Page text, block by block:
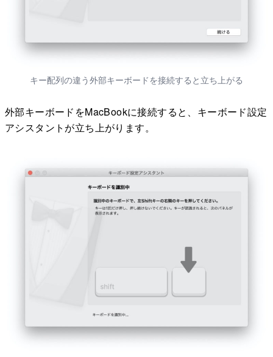
キー配列の違う外部キーボードを接続すると立ち上がる
外部キーボードをMacBookに接続すると、キーボード設定
アシスタントが立ち上がります。